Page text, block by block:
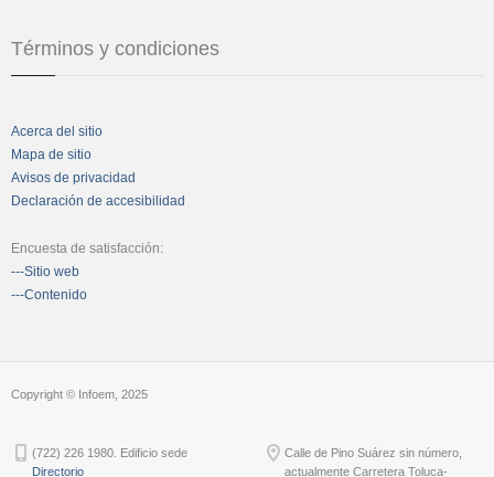
Términos y condiciones
Acerca del sitio
Mapa de sitio
Avisos de privacidad
Declaración de accesibilidad
Encuesta de satisfacción:
---Sitio web
---Contenido
Copyright © Infoem, 2025
(722) 226 1980. Edificio sede
Directorio
Calle de Pino Suárez sin número,
actualmente Carretera Toluca-